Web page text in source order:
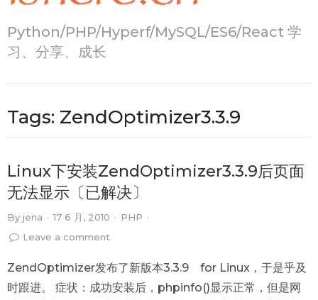
Python/PHP/Hyperf/MySQL/ES6/React 学
习、分享、成长
Tags: ZendOptimizer3.3.9
Linux下安装ZendOptimizer3.3.9后页面
无法显示〔已解决〕
By jena · 17 6 月, 2010 · PHP ·
Leave a comment
ZendOptimizer发布了新版本3.3.9 for Linux，于是乎及
时跟进。 症状：成功安装后，phpinfo()显示正常，但是网